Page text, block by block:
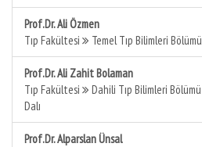
Prof.Dr. Ali Özmen
Tıp Fakültesi
Temel Tıp Bilimleri Bölümü
Prof.Dr. Ali Zahit Bolaman
Tıp Fakültesi
Dahili Tıp Bilimleri Bölümü
Dalı
Prof.Dr. Alparslan Ünsal